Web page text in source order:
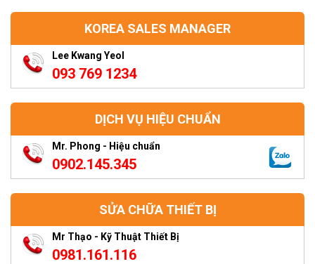
KOREA SALES MANAGER
Lee Kwang Yeol
093 769 1234
DỊCH VỤ HIỆU CHUẨN
Mr. Phong - Hiệu chuẩn
0902.145.345
SỬA CHỮA THIẾT BỊ
Mr Thạo - Kỹ Thuật Thiết Bị
0981.161.116